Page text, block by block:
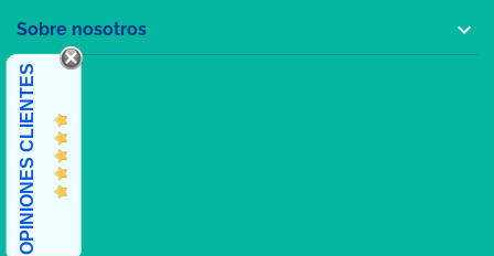
Sobre nosotros 
OPINIONES CLIENTES